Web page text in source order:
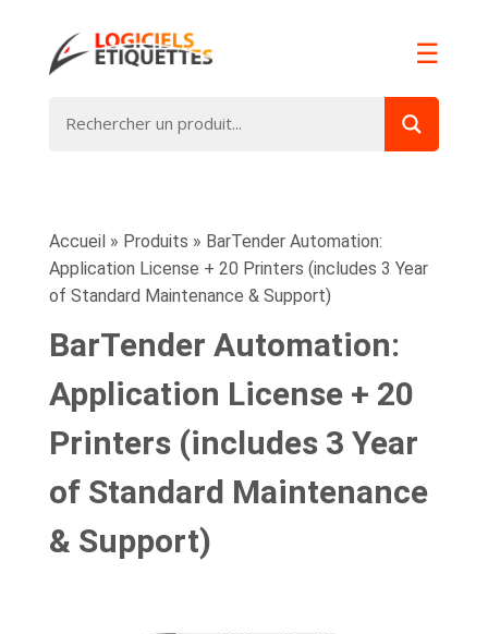
☰
Accueil » Produits » BarTender Automation:
Application License + 20 Printers (includes 3 Year
of Standard Maintenance & Support)
BarTender Automation:
Application License + 20
Printers (includes 3 Year
of Standard Maintenance
& Support)